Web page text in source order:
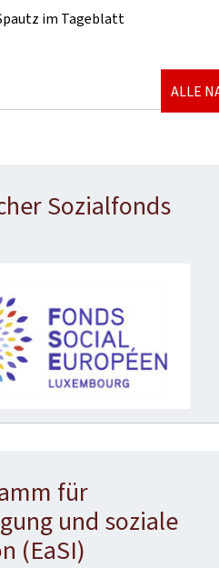
im Tageblatt
ALLE
Sozialfonds
für
und soziale
(EaSI)